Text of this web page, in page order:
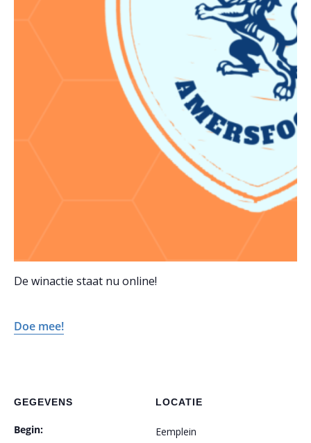
De winactie staat nu online!
Doe mee!
GEGEVENS
Begin:
LOCATIE
Eemplein